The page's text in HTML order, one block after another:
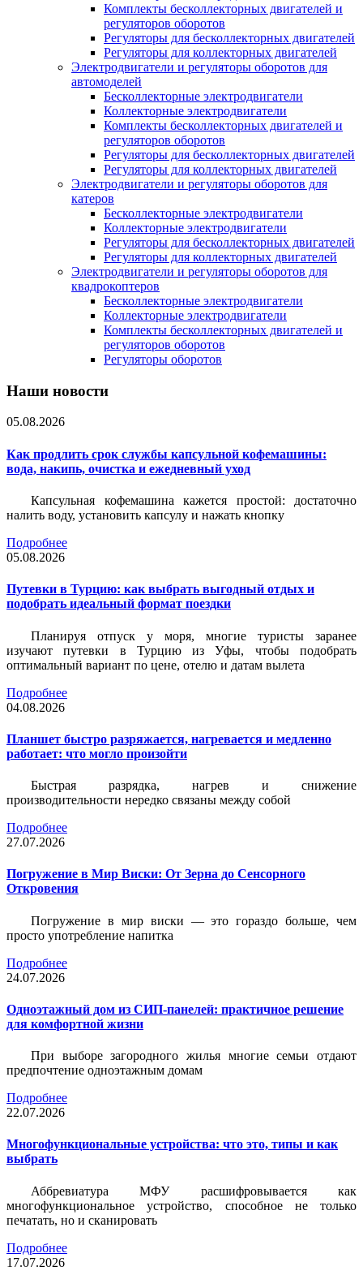
Комплекты бесколлекторных двигателей и
регуляторов оборотов
Регуляторы для бесколлекторных двигателей
Регуляторы для коллекторных двигателей
Электродвигатели и регуляторы оборотов для
автомоделей
Бесколлекторные электродвигатели
Коллекторные электродвигатели
Комплекты бесколлекторных двигателей и
регуляторов оборотов
Регуляторы для бесколлекторных двигателей
Регуляторы для коллекторных двигателей
Электродвигатели и регуляторы оборотов для
катеров
Бесколлекторные электродвигатели
Коллекторные электродвигатели
Регуляторы для бесколлекторных двигателей
Регуляторы для коллекторных двигателей
Электродвигатели и регуляторы оборотов для
квадрокоптеров
Бесколлекторные электродвигатели
Коллекторные электродвигатели
Комплекты бесколлекторных двигателей и
регуляторов оборотов
Регуляторы оборотов
Наши новости
05.08.2026
Как продлить срок службы капсульной кофемашины:
вода, накипь, очистка и ежедневный уход
Капсульная кофемашина кажется простой: достаточно
налить воду, установить капсулу и нажать кнопку
Подробнее
05.08.2026
Путевки в Турцию: как выбрать выгодный отдых и
подобрать идеальный формат поездки
Планируя отпуск у моря, многие туристы заранее
изучают путевки в Турцию из Уфы, чтобы подобрать
оптимальный вариант по цене, отелю и датам вылета
Подробнее
04.08.2026
Планшет быстро разряжается, нагревается и медленно
работает: что могло произойти
Быстрая разрядка, нагрев и снижение
производительности нередко связаны между собой
Подробнее
27.07.2026
Погружение в Мир Виски: От Зерна до Сенсорного
Откровения
Погружение в мир виски — это гораздо больше, чем
просто употребление напитка
Подробнее
24.07.2026
Одноэтажный дом из СИП-панелей: практичное решение
для комфортной жизни
При выборе загородного жилья многие семьи отдают
предпочтение одноэтажным домам
Подробнее
22.07.2026
Многофункциональные устройства: что это, типы и как
выбрать
Аббревиатура МФУ расшифровывается как
многофункциональное устройство, способное не только
печатать, но и сканировать
Подробнее
17.07.2026